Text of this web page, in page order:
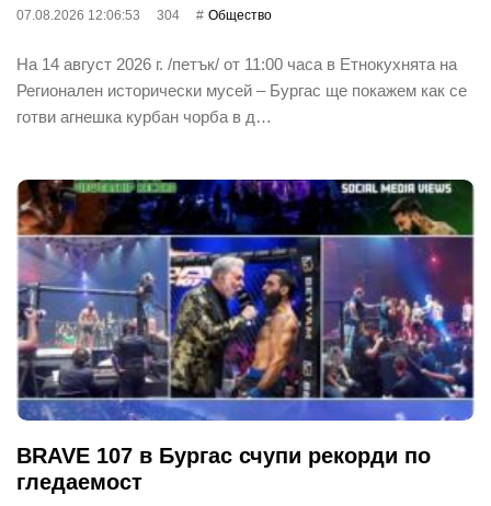
07.08.2026 12:06:53 304 Общество
На 14 август 2026 г. /петък/ от 11:00 часа в Етнокухнята на
Регионален исторически мусей – Бургас ще покажем как се
готви агнешка курбан чорба в д…
BRAVE 107 в Бургас счупи рекорди по
гледаемост